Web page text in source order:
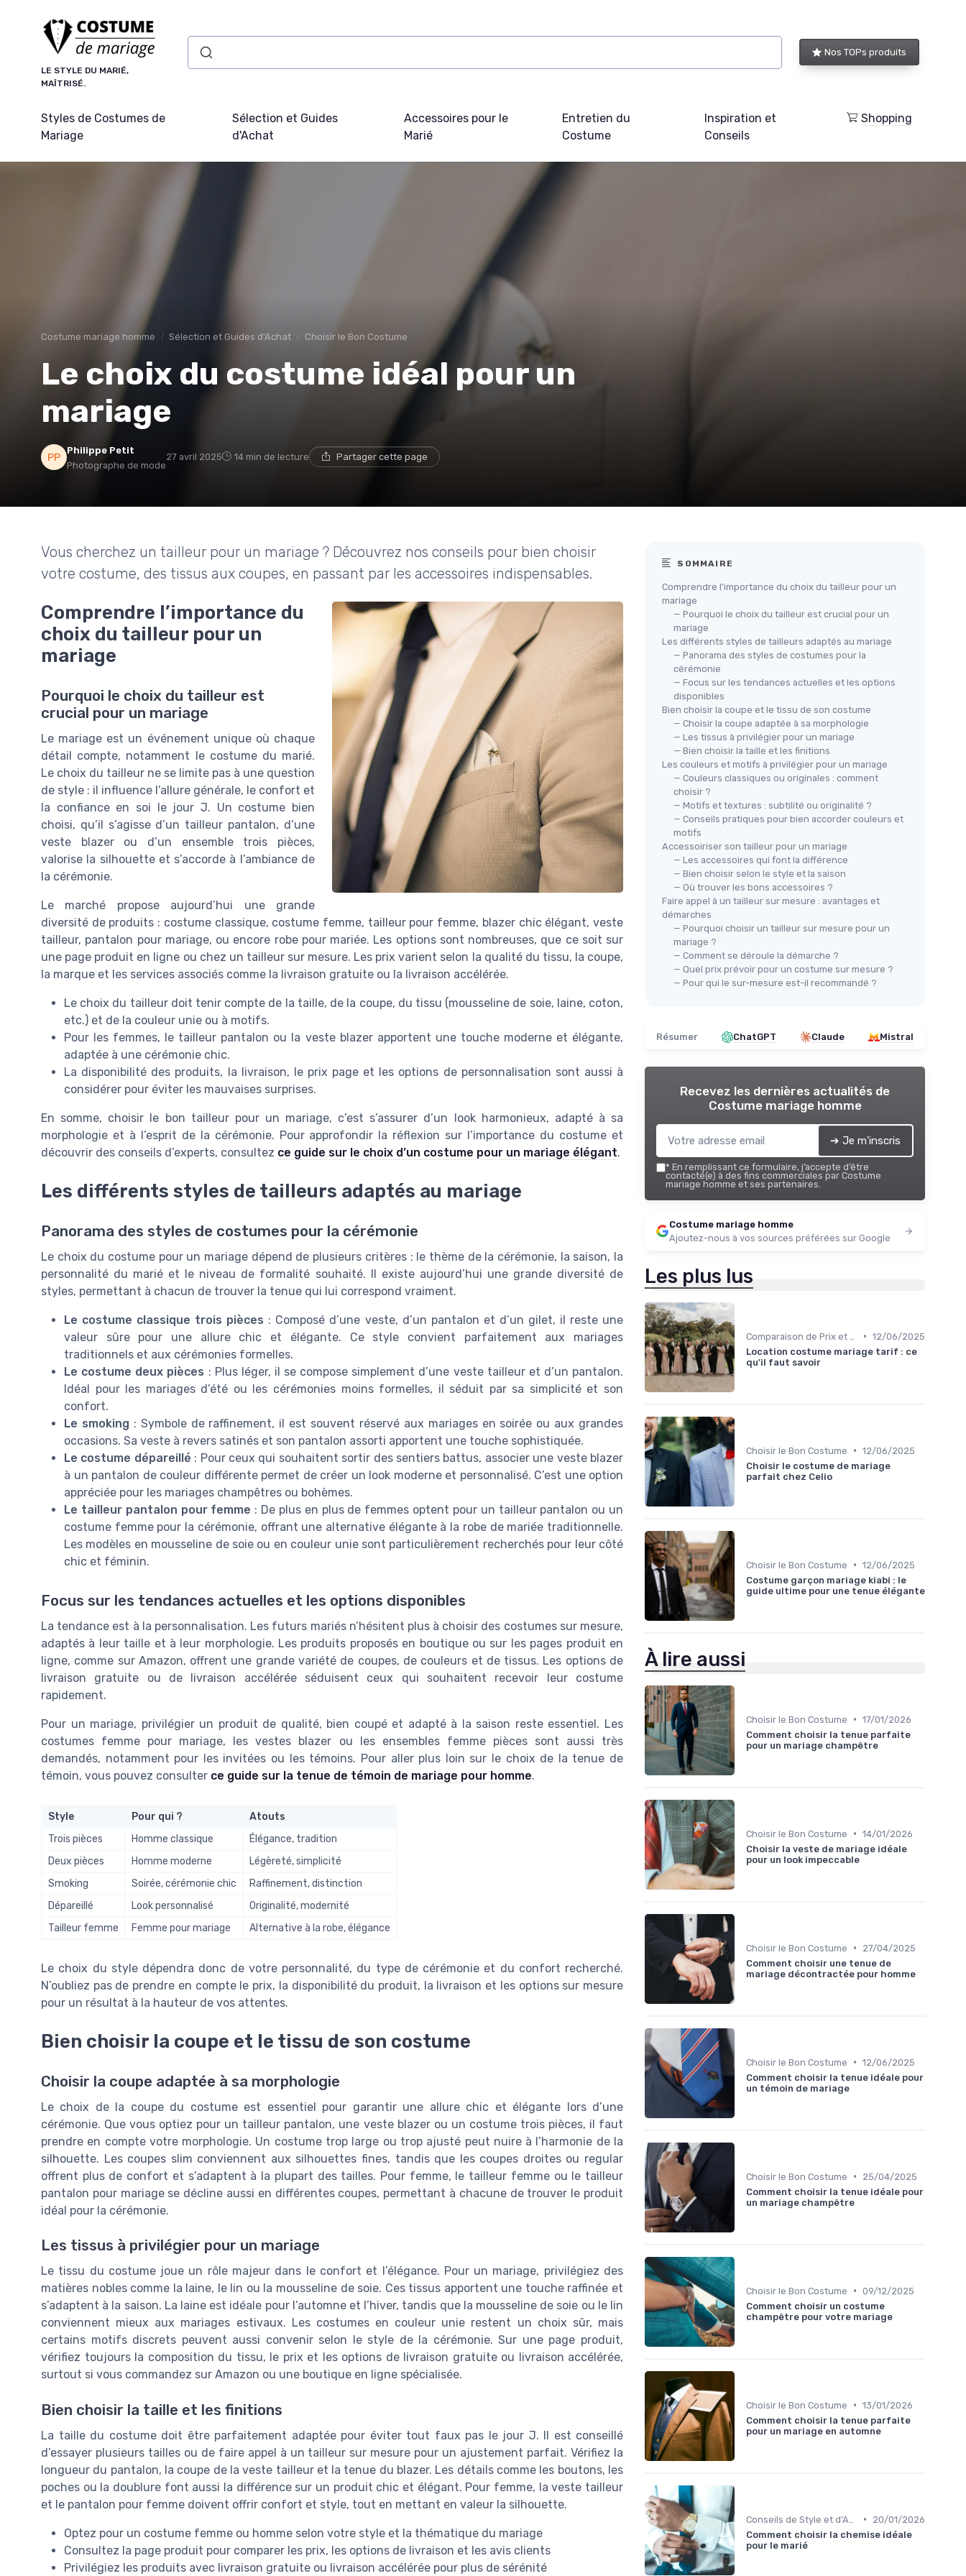
LE STYLE DU MARIÉ,
MAÎTRISÉ.
Nos TOPs produits
Styles de Costumes de
Mariage
Sélection et Guides
d'Achat
Accessoires pour le
Marié
Entretien du
Costume
Inspiration et
Conseils
Shopping
Costume mariage homme Sélection et Guides d'Achat Choisir le Bon Costume
Le choix du costume idéal pour un
mariage
Philippe Petit
Photographe de mode
27 avril 2025 14 min de lecture Partager cette page
Vous cherchez un tailleur pour un mariage ? Découvrez nos conseils pour bien choisir
votre costume, des tissus aux coupes, en passant par les accessoires indispensables.
Comprendre l’importance du
choix du tailleur pour un
mariage
Pourquoi le choix du tailleur est
crucial pour un mariage
Le mariage est un événement unique où chaque
détail compte, notamment le costume du marié.
Le choix du tailleur ne se limite pas à une question
de style : il influence l’allure générale, le confort et
la confiance en soi le jour J. Un costume bien
choisi, qu’il s’agisse d’un tailleur pantalon, d’une
veste blazer ou d’un ensemble trois pièces,
valorise la silhouette et s’accorde à l’ambiance de
la cérémonie.
Le marché propose aujourd’hui une grande
diversité de produits : costume classique, costume femme, tailleur pour femme, blazer chic élégant, veste
tailleur, pantalon pour mariage, ou encore robe pour mariée. Les options sont nombreuses, que ce soit sur
une page produit en ligne ou chez un tailleur sur mesure. Les prix varient selon la qualité du tissu, la coupe,
la marque et les services associés comme la livraison gratuite ou la livraison accélérée.
Le choix du tailleur doit tenir compte de la taille, de la coupe, du tissu (mousseline de soie, laine, coton,
etc.) et de la couleur unie ou à motifs.
Pour les femmes, le tailleur pantalon ou la veste blazer apportent une touche moderne et élégante,
adaptée à une cérémonie chic.
La disponibilité des produits, la livraison, le prix page et les options de personnalisation sont aussi à
considérer pour éviter les mauvaises surprises.
En somme, choisir le bon tailleur pour un mariage, c’est s’assurer d’un look harmonieux, adapté à sa
morphologie et à l’esprit de la cérémonie. Pour approfondir la réflexion sur l’importance du costume et
découvrir des conseils d’experts, consultez ce guide sur le choix d’un costume pour un mariage élégant.
Les différents styles de tailleurs adaptés au mariage
Panorama des styles de costumes pour la cérémonie
Le choix du costume pour un mariage dépend de plusieurs critères : le thème de la cérémonie, la saison, la
personnalité du marié et le niveau de formalité souhaité. Il existe aujourd’hui une grande diversité de
styles, permettant à chacun de trouver la tenue qui lui correspond vraiment.
Le costume classique trois pièces : Composé d’une veste, d’un pantalon et d’un gilet, il reste une
valeur sûre pour une allure chic et élégante. Ce style convient parfaitement aux mariages
traditionnels et aux cérémonies formelles.
Le costume deux pièces : Plus léger, il se compose simplement d’une veste tailleur et d’un pantalon.
Idéal pour les mariages d’été ou les cérémonies moins formelles, il séduit par sa simplicité et son
confort.
Le smoking : Symbole de raffinement, il est souvent réservé aux mariages en soirée ou aux grandes
occasions. Sa veste à revers satinés et son pantalon assorti apportent une touche sophistiquée.
Le costume dépareillé : Pour ceux qui souhaitent sortir des sentiers battus, associer une veste blazer
à un pantalon de couleur différente permet de créer un look moderne et personnalisé. C’est une option
appréciée pour les mariages champêtres ou bohèmes.
Le tailleur pantalon pour femme : De plus en plus de femmes optent pour un tailleur pantalon ou un
costume femme pour la cérémonie, offrant une alternative élégante à la robe de mariée traditionnelle.
Les modèles en mousseline de soie ou en couleur unie sont particulièrement recherchés pour leur côté
chic et féminin.
Focus sur les tendances actuelles et les options disponibles
La tendance est à la personnalisation. Les futurs mariés n’hésitent plus à choisir des costumes sur mesure,
adaptés à leur taille et à leur morphologie. Les produits proposés en boutique ou sur les pages produit en
ligne, comme sur Amazon, offrent une grande variété de coupes, de couleurs et de tissus. Les options de
livraison gratuite ou de livraison accélérée séduisent ceux qui souhaitent recevoir leur costume
rapidement.
Pour un mariage, privilégier un produit de qualité, bien coupé et adapté à la saison reste essentiel. Les
costumes femme pour mariage, les vestes blazer ou les ensembles femme pièces sont aussi très
demandés, notamment pour les invitées ou les témoins. Pour aller plus loin sur le choix de la tenue de
témoin, vous pouvez consulter ce guide sur la tenue de témoin de mariage pour homme.
Style Pour qui ?
Atouts
Trois pièces
Homme classique
Élégance, tradition
Deux pièces
Homme moderne
Légèreté, simplicité
Smoking
Soirée, cérémonie chic
Raffinement, distinction
Dépareillé
Look personnalisé
Originalité, modernité
Tailleur femme
Femme pour mariage Alternative à la robe, élégance
Le choix du style dépendra donc de votre personnalité, du type de cérémonie et du confort recherché.
N’oubliez pas de prendre en compte le prix, la disponibilité du produit, la livraison et les options sur mesure
pour un résultat à la hauteur de vos attentes.
Bien choisir la coupe et le tissu de son costume
Choisir la coupe adaptée à sa morphologie
Le choix de la coupe du costume est essentiel pour garantir une allure chic et élégante lors d’une
cérémonie. Que vous optiez pour un tailleur pantalon, une veste blazer ou un costume trois pièces, il faut
prendre en compte votre morphologie. Un costume trop large ou trop ajusté peut nuire à l’harmonie de la
silhouette. Les coupes slim conviennent aux silhouettes fines, tandis que les coupes droites ou regular
offrent plus de confort et s’adaptent à la plupart des tailles. Pour femme, le tailleur femme ou le tailleur
pantalon pour mariage se décline aussi en différentes coupes, permettant à chacune de trouver le produit
idéal pour la cérémonie.
Les tissus à privilégier pour un mariage
Le tissu du costume joue un rôle majeur dans le confort et l’élégance. Pour un mariage, privilégiez des
matières nobles comme la laine, le lin ou la mousseline de soie. Ces tissus apportent une touche raffinée et
s’adaptent à la saison. La laine est idéale pour l’automne et l’hiver, tandis que la mousseline de soie ou le lin
conviennent mieux aux mariages estivaux. Les costumes en couleur unie restent un choix sûr, mais
certains motifs discrets peuvent aussi convenir selon le style de la cérémonie. Sur une page produit,
vérifiez toujours la composition du tissu, le prix et les options de livraison gratuite ou livraison accélérée,
surtout si vous commandez sur Amazon ou une boutique en ligne spécialisée.
Bien choisir la taille et les finitions
La taille du costume doit être parfaitement adaptée pour éviter tout faux pas le jour J. Il est conseillé
d’essayer plusieurs tailles ou de faire appel à un tailleur sur mesure pour un ajustement parfait. Vérifiez la
longueur du pantalon, la coupe de la veste tailleur et la tenue du blazer. Les détails comme les boutons, les
poches ou la doublure font aussi la différence sur un produit chic et élégant. Pour femme, la veste tailleur
et le pantalon pour femme doivent offrir confort et style, tout en mettant en valeur la silhouette.
Optez pour un costume femme ou homme selon votre style et la thématique du mariage
Consultez la page produit pour comparer les prix, les options de livraison et les avis clients
Privilégiez les produits avec livraison gratuite ou livraison accélérée pour plus de sérénité
SOMMAIRE
Comprendre l’importance du choix du tailleur pour un
mariage
— Pourquoi le choix du tailleur est crucial pour un
mariage
Les différents styles de tailleurs adaptés au mariage
— Panorama des styles de costumes pour la
cérémonie
— Focus sur les tendances actuelles et les options
disponibles
Bien choisir la coupe et le tissu de son costume
— Choisir la coupe adaptée à sa morphologie
— Les tissus à privilégier pour un mariage
— Bien choisir la taille et les finitions
Les couleurs et motifs à privilégier pour un mariage
— Couleurs classiques ou originales : comment
choisir ?
— Motifs et textures : subtilité ou originalité ?
— Conseils pratiques pour bien accorder couleurs et
motifs
Accessoiriser son tailleur pour un mariage
— Les accessoires qui font la différence
— Bien choisir selon le style et la saison
— Où trouver les bons accessoires ?
Faire appel à un tailleur sur mesure : avantages et
démarches
— Pourquoi choisir un tailleur sur mesure pour un
mariage ?
— Comment se déroule la démarche ?
— Quel prix prévoir pour un costume sur mesure ?
— Pour qui le sur-mesure est-il recommandé ?
Résumer ChatGPT Claude Mistral
Recevez les dernières actualités de
Costume mariage homme
➔ Je m'inscris
* En remplissant ce formulaire, j’accepte d’être
contacté(e) à des fins commerciales par Costume
mariage homme et ses partenaires.
Costume mariage homme
Ajoutez-nous à vos sources préférées sur Google
Les plus lus
• 12/06/2025
Location costume mariage tarif : ce
qu'il faut savoir
Choisir le Bon Costume • 12/06/2025
Choisir le costume de mariage
parfait chez Celio
Choisir le Bon Costume • 12/06/2025
Costume garçon mariage kiabi : le
guide ultime pour une tenue élégante
À lire aussi
Choisir le Bon Costume • 17/01/2026
Comment choisir la tenue parfaite
pour un mariage champêtre
Choisir le Bon Costume • 14/01/2026
Choisir la veste de mariage idéale
pour un look impeccable
Choisir le Bon Costume •
27/04/2025
Comment choisir une tenue de
mariage décontractée pour homme
Choisir le Bon Costume • 12/06/2025
Comment choisir la tenue idéale pour
un témoin de mariage
Choisir le Bon Costume •
25/04/2025
Comment choisir la tenue idéale pour
un mariage champêtre
Choisir le Bon Costume • 09/12/2025
Comment choisir un costume
champêtre pour votre mariage
Choisir le Bon Costume • 13/01/2026
Comment choisir la tenue parfaite
pour un mariage en automne
•
20/01/2026
Comment choisir la chemise idéale
pour le marié